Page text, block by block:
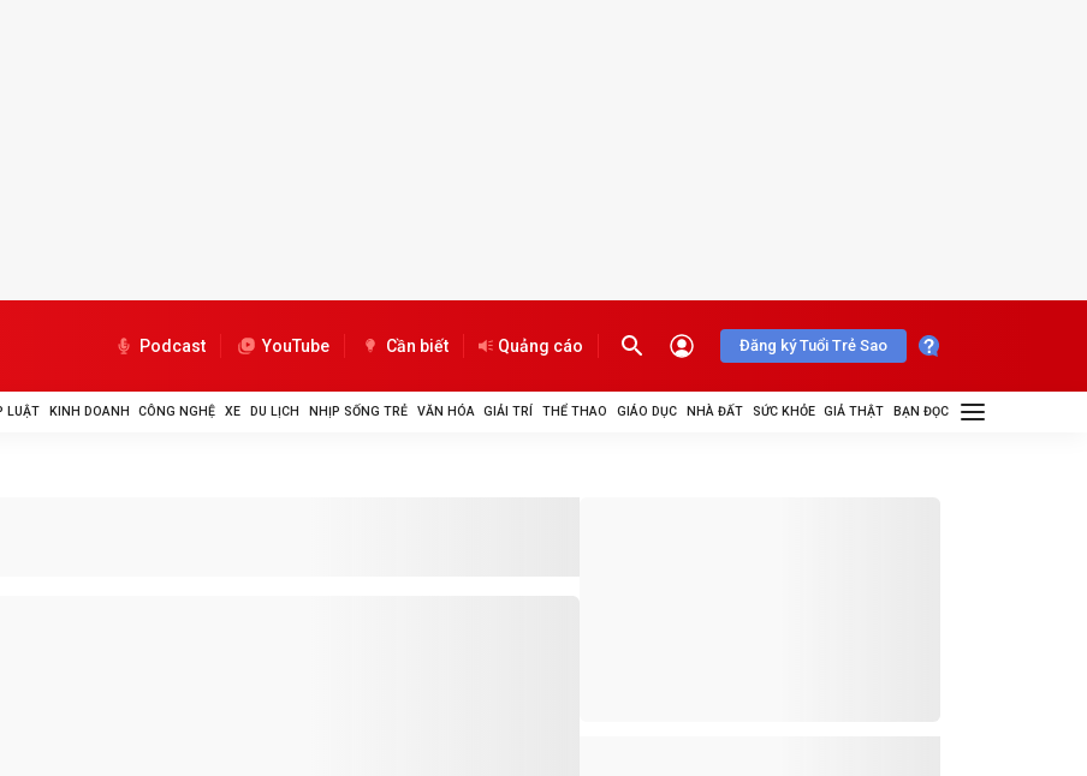
Podcast YouTube Cần biết Quảng cáo Đăng ký Tuổi Trẻ Sao
LUẬT KINH DOANH CÔNG NGHỆ XE DU LỊCH NHỊP SỐNG TRẺ VĂN HÓA GIẢI TRÍ THỂ THAO GIÁO DỤC NHÀ ĐẤT SỨC KHỎE GIẢ THẬT BẠN ĐỌC